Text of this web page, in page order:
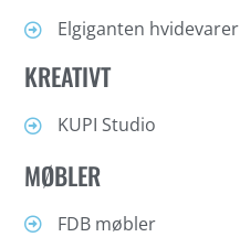
Elgiganten hvidevarer
KREATIVT
KUPI Studio
MØBLER
FDB møbler